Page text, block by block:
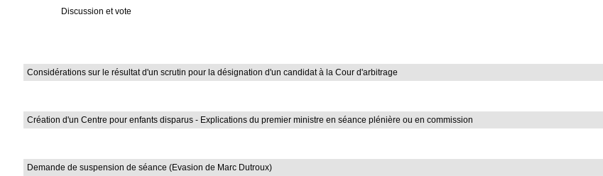
Discussion et vote
Considérations sur le résultat d'un scrutin pour la désignation d'un candidat à la Cour d'arbitrage
Création d'un Centre pour enfants disparus - Explications du premier ministre en séance plénière ou en commission
Demande de suspension de séance (Evasion de Marc Dutroux)